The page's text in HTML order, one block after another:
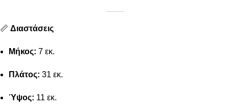
📏 Διαστάσεις
Μήκος: 7 εκ.
Πλάτος: 31 εκ.
Ύψος: 11 εκ.